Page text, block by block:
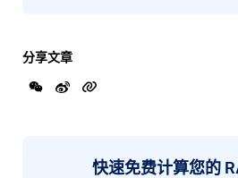
分享文章
快速免费计算您的